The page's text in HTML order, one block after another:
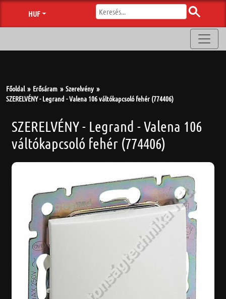
HUF
Főoldal Erősáram
Szerelvény
SZERELVÉNY - Legrand - Valena 106 váltókapcsoló fehér (774406)
SZERELVÉNY - Legrand - Valena 106
váltókapcsoló fehér (774406)